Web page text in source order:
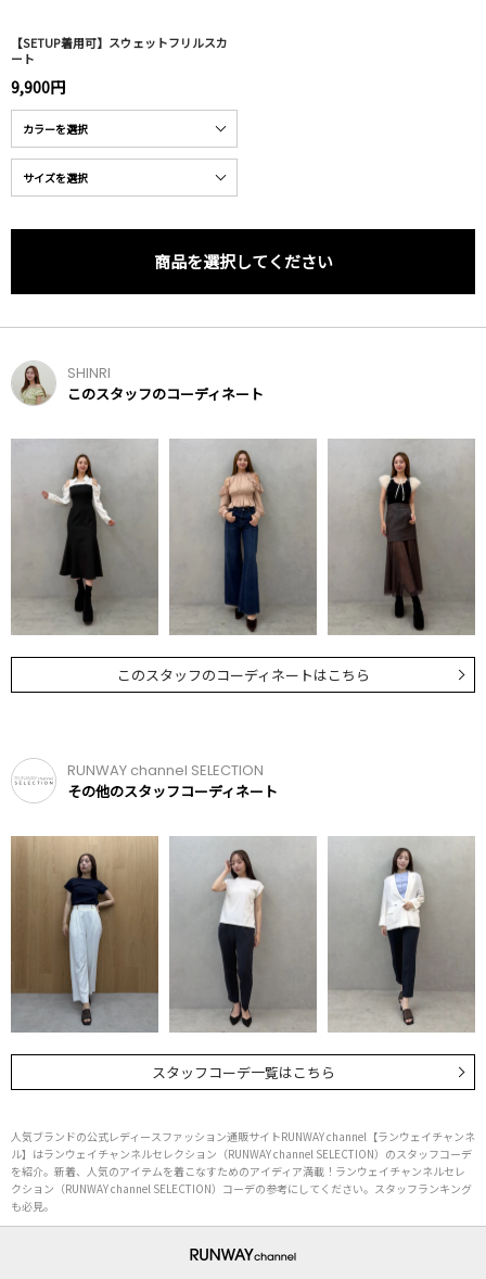
【SETUP着用可】スウェットフリルスカ
ート
9,900円
商品を選択してください
SHINRI
このスタッフのコーディネート
このスタッフのコーディネートはこちら
RUNWAY channel SELECTION
その他のスタッフコーディネート
スタッフコーデ一覧はこちら
人気ブランドの公式レディースファッション通販サイトRUNWAY channel【ランウェイチャンネ
ル】はランウェイチャンネルセレクション（RUNWAY channel SELECTION）のスタッフコーデ
を紹介。新着、人気のアイテムを着こなすためのアイディア満載！ランウェイチャンネルセレ
クション（RUNWAY channel SELECTION）コーデの参考にしてください。スタッフランキング
も必見。